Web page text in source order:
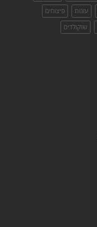
עוגות
פיצוחים
שוקולדים